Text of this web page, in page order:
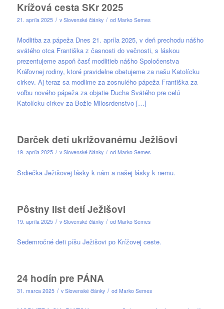
Krížová cesta SKr 2025
21. apríla 2025 / v Slovenské články / od Marko Semes
Modlitba za pápeža Dnes 21. apríla 2025, v deň prechodu nášho
svätého otca Františka z časnosti do večnosti, s láskou
prezentujeme aspoň časť modlitieb nášho Spoločenstva
Kráľovnej rodiny, ktoré pravidelne obetujeme za našu Katolícku
cirkev. Aj teraz sa modlime za zosnulého pápeža Františka za
voľbu nového pápeža za objatie Ducha Svätého pre celú
Katolícku cirkev za Božie Milosrdenstvo […]
Darček detí ukrižovanému Ježišovi
19. apríla 2025 / v Slovenské články / od Marko Semes
Srdiečka Ježišovej lásky k nám a našej lásky k nemu.
Pôstny list detí Ježišovi
19. apríla 2025 / v Slovenské články / od Marko Semes
Sedemročné deti píšu Ježišovi po Krížovej ceste.
24 hodín pre PÁNA
31. marca 2025 / v Slovenské články / od Marko Semes